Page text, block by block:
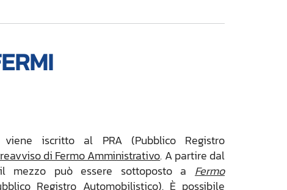
iscritto al PRA (Pubblico Registro
di Fermo Amministrativo. A partire dal
mezzo può essere sottoposto a Fermo
Registro Automobilistico). È possibile